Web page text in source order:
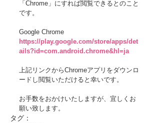
「Chrome」にすれば閲覧できるとのこと
です。
Google Chrome
https://play.google.com/store/apps/det
ails?id=com.android.chrome&hl=ja
上記リンクからChromeアプリをダウンロ
ードし閲覧いただけると幸いです。
お手数をおかけいたしますが、宜しくお
願い致します。
タグ：